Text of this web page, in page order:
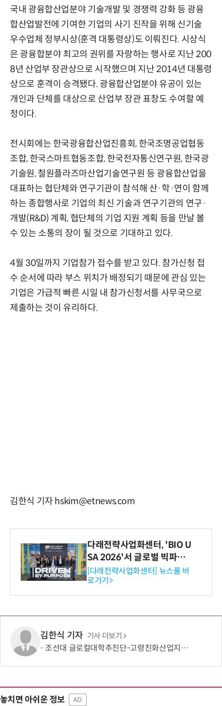
국내 광융합산업분야 기술개발 및 경쟁력 강화 등 광융
합산업발전에 기여한 기업의 사기 진작을 위해 신기술
우수업체 정부시상(훈격 대통령상)도 이뤄진다. 시상식
은 광융합분야 최고의 권위를 자랑하는 행사로 지난 200
8년 산업부 장관상으로 시작했으며 지난 2014년 대통령
상으로 훈격이 승격됐다. 광융합산업분야 유공이 있는
개인과 단체를 대상으로 산업부 장관 표창도 수여할 예
정이다.
전시회에는 한국광융합산업진흥회, 한국조명공업협동
조합, 한국스마트협동조합, 한국전자통신연구원, 한국광
기술원, 철원플라즈마산업기술연구원 등 광융합산업을
대표하는 협단체와 연구기관이 참석해 산·학·연이 함께
하는 종합행사로 기업의 최신 기술과 연구기관의 연구·
개발(R&D) 계획, 협단체의 기업 지원 계획 등을 만날 볼
수 있는 소통의 장이 될 것으로 기대하고 있다.
4월 30일까지 기업참가 접수를 받고 있다. 참가신청 접
수 순서에 따라 부스 위치가 배정되기 때문에 관심 있는
기업은 가급적 빠른 시일 내 참가신청서를 사무국으로
제출하는 것이 유리하다.
김한식 기자 hskim@etnews.com
다래전략사업화센터, 'BIO U
SA 2026'서 글로벌 빅파마
와의 비즈니스 미팅 지원…K
-바이오 해외 진출 교두보 확
보
[다래전략사업화센터] 뉴스룸 바
로가기>
김한식 기자 기사 더보기
조선대 글로컬대학추진단-고령친화산업지원센터, 웰에이징 산업 생태계 조성 맞손
놓치면 아쉬운 정보 AD